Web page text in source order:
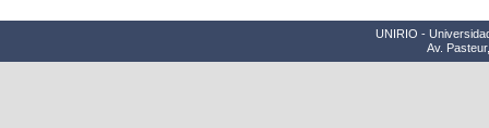
UNIRIO -
Av.